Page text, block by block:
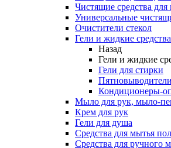
Чистящие средства для
Универсальные
Очистители стекол
Гели и жидкие
Назад
Гели и жидкие
Гели для стирки
Кондиционеры-
Мыло для рук, мыло-
Крем для рук
Гели для душа
Средства для мытья
Средства для ручного